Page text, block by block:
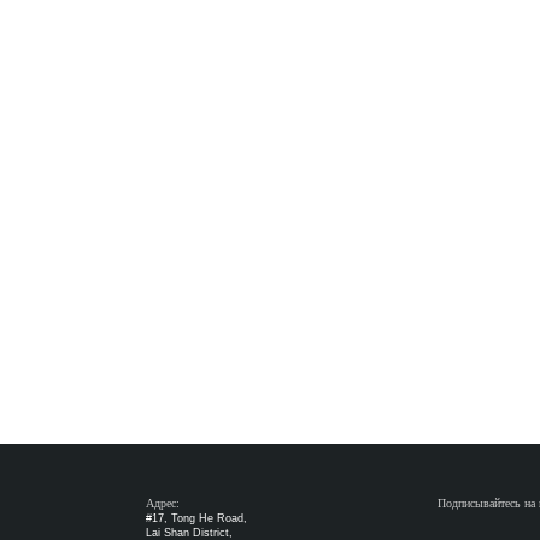
Адрес:
#17, Tong He Road,
Lai Shan District,
Подписывайтесь на